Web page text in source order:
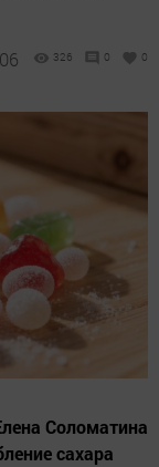
326 0 0
Соломатина
сахара